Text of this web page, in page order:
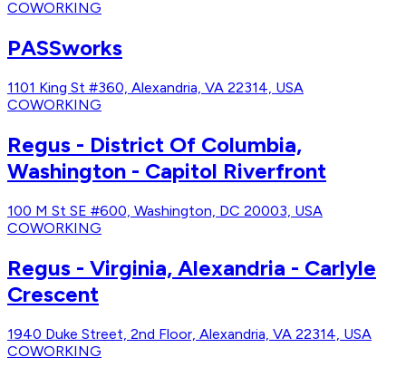
COWORKING
PASSworks
1101 King St #360, Alexandria, VA 22314, USA
COWORKING
Regus - District Of Columbia,
Washington - Capitol Riverfront
100 M St SE #600, Washington, DC 20003, USA
COWORKING
Regus - Virginia, Alexandria - Carlyle
Crescent
1940 Duke Street, 2nd Floor, Alexandria, VA 22314, USA
COWORKING